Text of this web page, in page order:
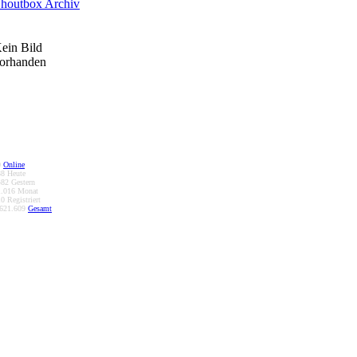
Bild
Online
Heute
Gestern
Monat
Registriert
Gesamt